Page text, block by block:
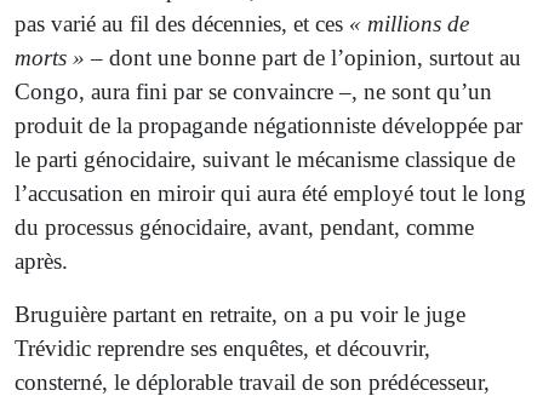
pas varié au fil des décennies, et ces « millions de
morts » – dont une bonne part de l’opinion, surtout au
Congo, aura fini par se convaincre –, ne sont qu’un
produit de la propagande négationniste développée par
le parti génocidaire, suivant le mécanisme classique de
l’accusation en miroir qui aura été employé tout le long
du processus génocidaire, avant, pendant, comme
après.
Bruguière partant en retraite, on a pu voir le juge
Trévidic reprendre ses enquêtes, et découvrir,
consterné, le déplorable travail de son prédécesseur,